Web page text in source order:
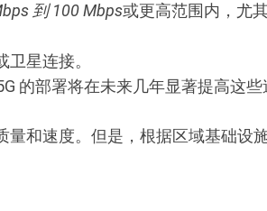
到 100 Mbps或更高范围内，尤
卫星连接。
的部署将在未来几年显著提高这些
和速度。但是，根据区域基础设